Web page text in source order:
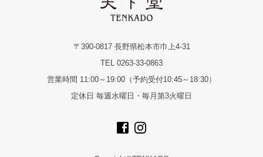
〒390-0817 長野県松本市巾上4-31
TEL 0263-33-0863
営業時間 11:00～19:00（予約受付10:45～18:30）
定休日 毎週水曜日・毎月第3火曜日